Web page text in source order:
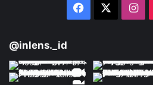
Facebook
@inlens._id